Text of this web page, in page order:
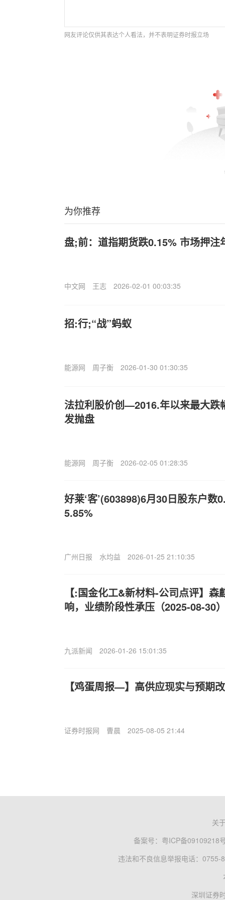
网友评论仅供其表达个人看法，并不表明证券时报立场
为你推荐
盘;前：道指期货跌0.15% 市场押注
中文网 王志 2026-02-01 00:03:35
招:行;“战”蚂蚁
能源网 周子衡 2026-01-30 01:30:35
法拉利股价创—2016.年以来最大跌
发抛盘
能源网 周子衡 2026-02-05 01:28:35
好莱‘客’(603898)6月30日股东户数
5.85%
广州日报 水均益 2026-01-25 21:10:35
【:国金化工&新材料-公司点评】
响，业绩阶段性承压（2025-08-30
九派新闻 2026-01-26 15:01:35
【鸡蛋周报—】高供应现实与预期
证券时报网 曹晨 2025-08-05 21:44
关
备案号： 粤ICP备09109218
违法和不良信息举报电话：0755-
深圳证券